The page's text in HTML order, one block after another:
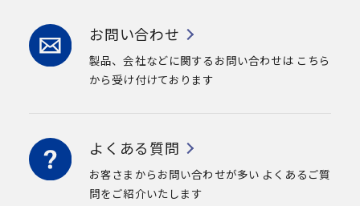
お問い合わせ
製品、会社などに関するお問い合わせは こちら
から受け付けております
よくある質問
お客さまからお問い合わせが多い よくあるご質
問をご紹介いたします